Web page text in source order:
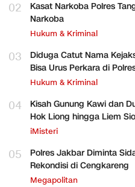
02
Kasat Narkoba Polres
Narkoba
Hukum & Kriminal
03
Diduga Catut Nama
Bisa Urus Perkara di
Hukum & Kriminal
04
Kisah Gunung Kawi dan
Hok Liong hingga Liem
iMisteri
05
Polres Jakbar Diminta
Rekondisi di Cengkareng
Megapolitan